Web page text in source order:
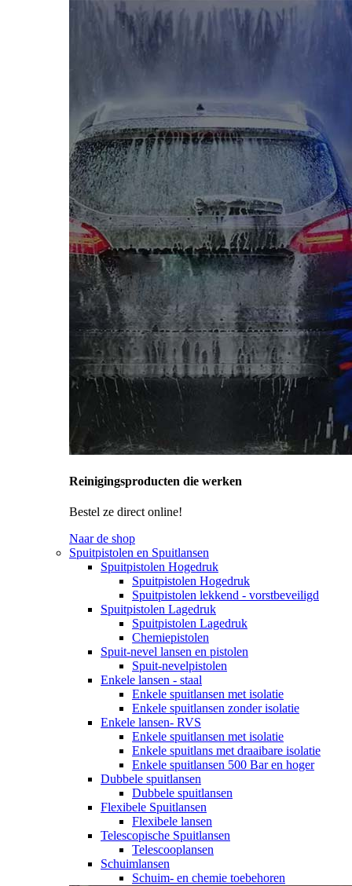
Reinigingsproducten die werken
Bestel ze direct online!
Naar de shop
Spuitpistolen en Spuitlansen
Spuitpistolen Hogedruk
Spuitpistolen Hogedruk
Spuitpistolen lekkend - vorstbeveiligd
Spuitpistolen Lagedruk
Spuitpistolen Lagedruk
Chemiepistolen
Spuit-nevel lansen en pistolen
Spuit-nevelpistolen
Enkele lansen - staal
Enkele spuitlansen met isolatie
Enkele spuitlansen zonder isolatie
Enkele lansen- RVS
Enkele spuitlansen met isolatie
Enkele spuitlans met draaibare isolatie
Enkele spuitlansen 500 Bar en hoger
Dubbele spuitlansen
Dubbele spuitlansen
Flexibele Spuitlansen
Flexibele lansen
Telescopische Spuitlansen
Telescooplansen
Schuimlansen
Schuim- en chemie toebehoren